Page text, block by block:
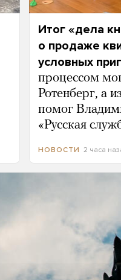
Итог «дела
о продаже
условных
процессом
Ротенберг, а
помог
«Русская
НОВОСТИ 2 часа